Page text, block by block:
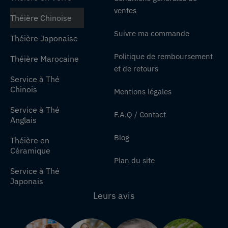
Théière Chinoise
Théière Japonaise
Théière Marocaine
Service à Thé
Chinois
Service à Thé
Anglais
Théière en
Céramique
Service à Thé
Japonais
ventes
Suivre ma commande
Politique de remboursement
et de retours
Mentions légales
F.A.Q / Contact
Blog
Plan du site
Leurs avis